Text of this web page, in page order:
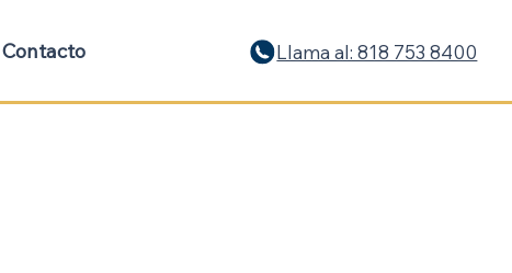
Contacto Llama al: 818 753 8400